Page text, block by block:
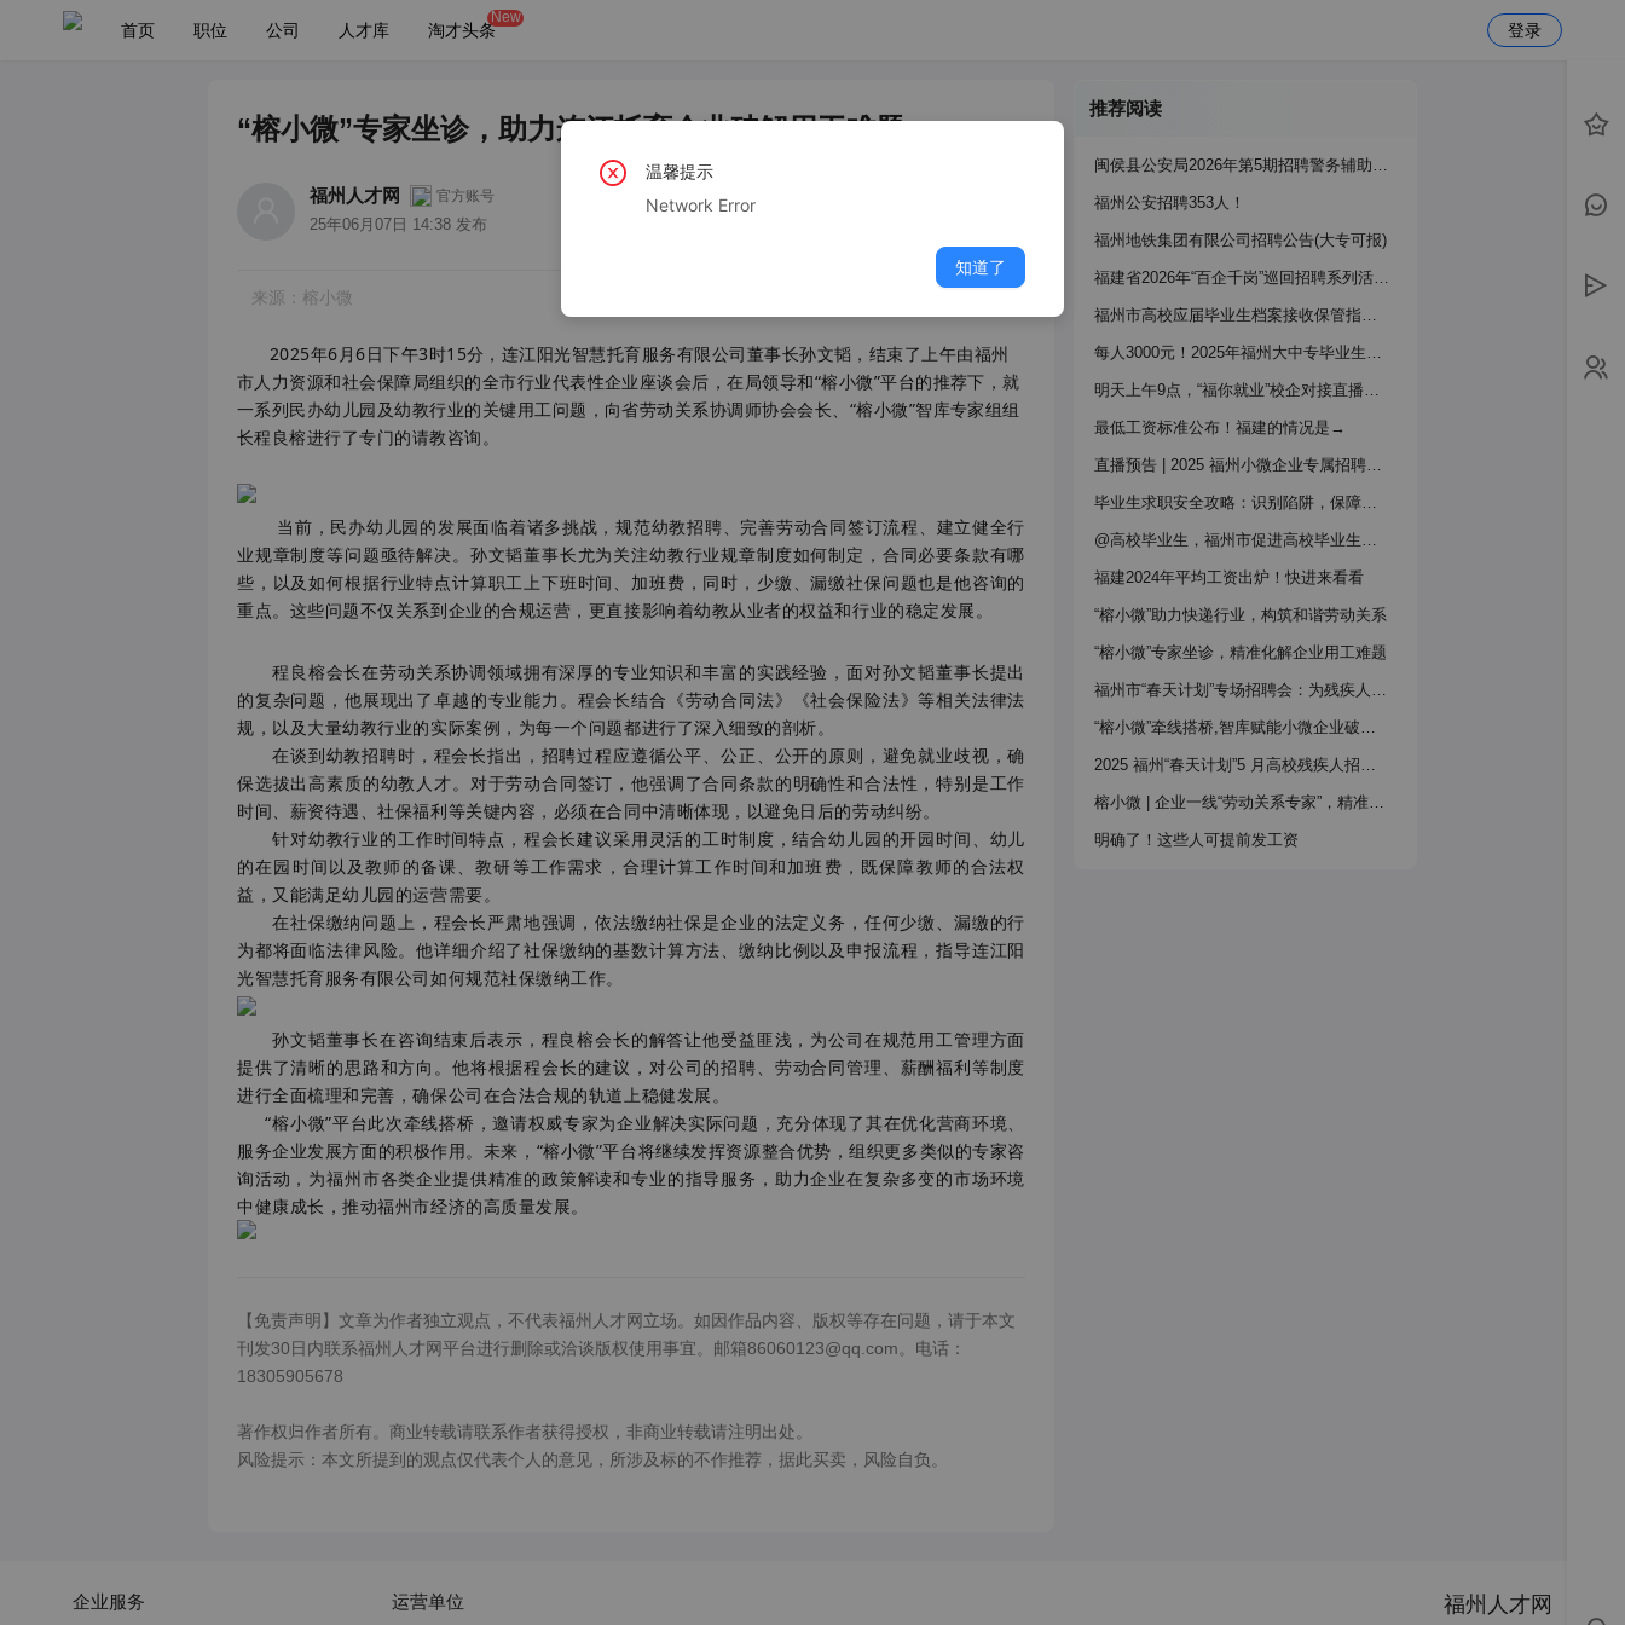
首页 职位 公司 人才库 淘才头条
New
登录
“榕小微”专家坐诊，助力连江托育企业破解用工难题
福州人才网 官方账号
25年06月07日 14:38 发布
来源：榕小微
2025年6月6日下午3时15分，连江阳光智慧托育服务有限公司董事长孙文韬，结束了上午由福州
市人力资源和社会保障局组织的全市行业代表性企业座谈会后，在局领导和“榕小微”平台的推荐下，就
一系列民办幼儿园及幼教行业的关键用工问题，向省劳动关系协调师协会会长、“榕小微”智库专家组组
长程良榕进行了专门的请教咨询。
当前，民办幼儿园的发展面临着诸多挑战，规范幼教招聘、完善劳动合同签订流程、建立健全行
业规章制度等问题亟待解决。孙文韬董事长尤为关注幼教行业规章制度如何制定，合同必要条款有哪
些，以及如何根据行业特点计算职工上下班时间、加班费，同时，少缴、漏缴社保问题也是他咨询的
重点。这些问题不仅关系到企业的合规运营，更直接影响着幼教从业者的权益和行业的稳定发展。
程良榕会长在劳动关系协调领域拥有深厚的专业知识和丰富的实践经验，面对孙文韬董事长提出
的复杂问题，他展现出了卓越的专业能力。程会长结合《劳动合同法》《社会保险法》等相关法律法
规，以及大量幼教行业的实际案例，为每一个问题都进行了深入细致的剖析。
在谈到幼教招聘时，程会长指出，招聘过程应遵循公平、公正、公开的原则，避免就业歧视，确
保选拔出高素质的幼教人才。对于劳动合同签订，他强调了合同条款的明确性和合法性，特别是工作
时间、薪资待遇、社保福利等关键内容，必须在合同中清晰体现，以避免日后的劳动纠纷。
针对幼教行业的工作时间特点，程会长建议采用灵活的工时制度，结合幼儿园的开园时间、幼儿
的在园时间以及教师的备课、教研等工作需求，合理计算工作时间和加班费，既保障教师的合法权
益，又能满足幼儿园的运营需要。
在社保缴纳问题上，程会长严肃地强调，依法缴纳社保是企业的法定义务，任何少缴、漏缴的行
为都将面临法律风险。他详细介绍了社保缴纳的基数计算方法、缴纳比例以及申报流程，指导连江阳
光智慧托育服务有限公司如何规范社保缴纳工作。
孙文韬董事长在咨询结束后表示，程良榕会长的解答让他受益匪浅，为公司在规范用工管理方面
提供了清晰的思路和方向。他将根据程会长的建议，对公司的招聘、劳动合同管理、薪酬福利等制度
进行全面梳理和完善，确保公司在合法合规的轨道上稳健发展。
“榕小微”平台此次牵线搭桥，邀请权威专家为企业解决实际问题，充分体现了其在优化营商环境、
服务企业发展方面的积极作用。未来，“榕小微”平台将继续发挥资源整合优势，组织更多类似的专家咨
询活动，为福州市各类企业提供精准的政策解读和专业的指导服务，助力企业在复杂多变的市场环境
中健康成长，推动福州市经济的高质量发展。
【免责声明】文章为作者独立观点，不代表福州人才网立场。如因作品内容、版权等存在问题，请于本文
刊发30日内联系福州人才网平台进行删除或洽谈版权使用事宜。邮箱86060123@qq.com。电话：
18305905678
著作权归作者所有。商业转载请联系作者获得授权，非商业转载请注明出处。
风险提示：本文所提到的观点仅代表个人的意见，所涉及标的不作推荐，据此买卖，风险自负。
推荐阅读
闽侯县公安局2026年第5期招聘警务辅助人员的公告
福州公安招聘353人！
福州地铁集团有限公司招聘公告(大专可报)
福建省2026年“百企千岗”巡回招聘系列活动福州市退役军人（现役军人家属）专场招聘会即将开启
福州市高校应届毕业生档案接收保管指南 →
每人3000元！2025年福州大中专毕业生岗位补贴申请中！附申领攻略
明天上午9点，“福你就业”校企对接直播带岗活动等你来！
最低工资标准公布！福建的情况是→
直播预告 | 2025 福州小微企业专属招聘启航 →
毕业生求职安全攻略：识别陷阱，保障权益
@高校毕业生，福州市促进高校毕业生就业创业政策指南请查收！
福建2024年平均工资出炉！快进来看看
“榕小微”助力快递行业，构筑和谐劳动关系
“榕小微”专家坐诊，精准化解企业用工难题
福州市“春天计划”专场招聘会：为残疾人毕业生铺就“稳就业”之路
“榕小微”牵线搭桥,智库赋能小微企业破解用工困局
2025 福州“春天计划”5 月高校残疾人招聘会预告新鲜出炉，别错过！
榕小微 | 企业一线“劳动关系专家”，精准服务卓有成效获赞誉 →
明确了！这些人可提前发工资
企业服务 运营单位 福州人才网
温馨提示
Network Error
知道了